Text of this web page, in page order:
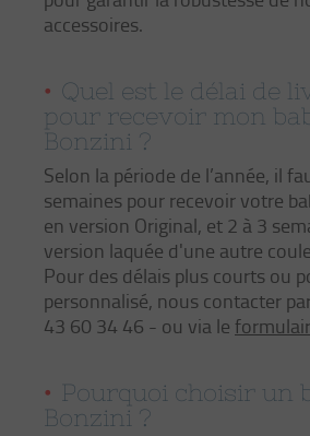
accessoires.
Quel est le délai de
pour recevoir mon
Bonzini ?
Selon la période de l’année, il
semaines pour recevoir votre
en version Original, et 2 à 3
version laquée d'une autre
Pour des délais plus courts ou
personnalisé, nous contacter
43 60 34 46 - ou via le
Pourquoi choisir un
Bonzini ?